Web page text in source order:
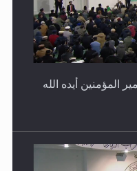
المؤمنين أيده الله